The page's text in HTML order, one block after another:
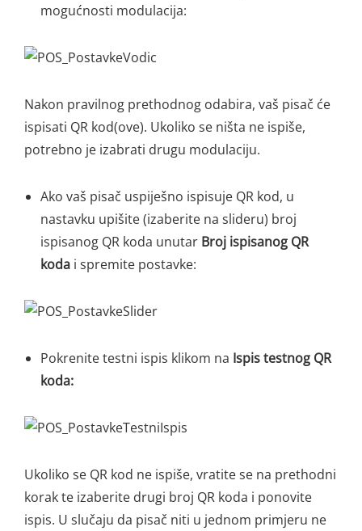
mogućnosti modulacija:
Nakon pravilnog prethodnog odabira, vaš pisač će
ispisati QR kod(ove). Ukoliko se ništa ne ispiše,
potrebno je izabrati drugu modulaciju.
Ako vaš pisač uspiješno ispisuje QR kod, u
nastavku upišite (izaberite na slideru) broj
ispisanog QR koda unutar Broj ispisanog QR
koda i spremite postavke:
Pokrenite testni ispis klikom na Ispis testnog QR
koda:
Ukoliko se QR kod ne ispiše, vratite se na prethodni
korak te izaberite drugi broj QR koda i ponovite
ispis. U slučaju da pisač niti u jednom primjeru ne